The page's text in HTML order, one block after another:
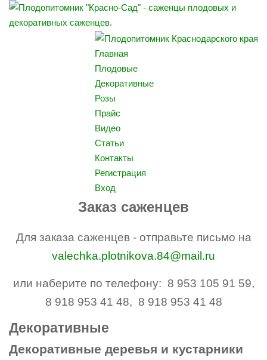
Главная
Плодовые
Декоративные
Розы
Прайс
Видео
Статьи
Контакты
Регистрация
Вход
Заказ саженцев
Для заказа саженцев - отправьте письмо на
valechka.plotnikova.84@mail.ru
или наберите по телефону: 8 953 105 91 59,
8 918 953 41 48, 8 918 953 41 48
Декоративные
Декоративные деревья и кустарники